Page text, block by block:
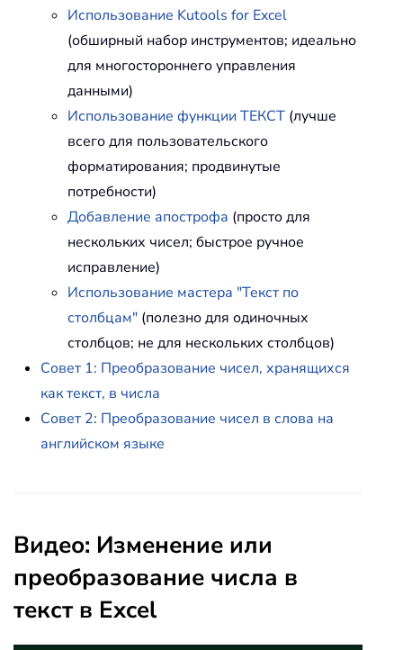
Использование Kutools for Excel
(обширный набор инструментов; идеально
для многостороннего управления
данными)
Использование функции ТЕКСТ (лучше
всего для пользовательского
форматирования; продвинутые
потребности)
Добавление апострофа (просто для
нескольких чисел; быстрое ручное
исправление)
Использование мастера "Текст по
столбцам" (полезно для одиночных
столбцов; не для нескольких столбцов)
Совет 1: Преобразование чисел, хранящихся
как текст, в числа
Совет 2: Преобразование чисел в слова на
английском языке
Видео: Изменение или
преобразование числа в
текст в Excel